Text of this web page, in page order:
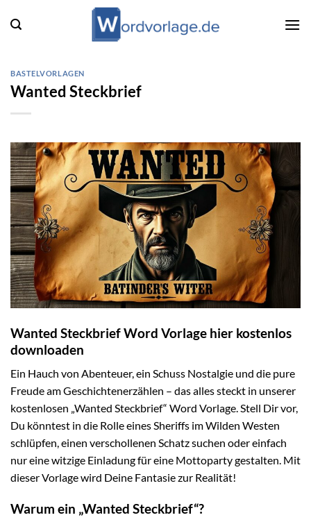
Inhalt
BASTELVORLAGEN
Wanted Steckbrief
Wanted Steckbrief Word Vorlage hier kostenlos
downloaden
Ein Hauch von Abenteuer, ein Schuss Nostalgie und die pure
Freude am Geschichtenerzählen – das alles steckt in unserer
kostenlosen „Wanted Steckbrief“ Word Vorlage. Stell Dir vor,
Du könntest in die Rolle eines Sheriffs im Wilden Westen
schlüpfen, einen verschollenen Schatz suchen oder einfach
nur eine witzige Einladung für eine Mottoparty gestalten. Mit
dieser Vorlage wird Deine Fantasie zur Realität!
Warum ein „Wanted Steckbrief“?